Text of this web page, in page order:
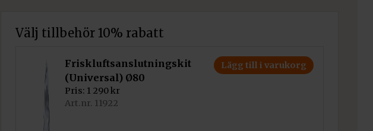
38
900 kr.
är:
900 kr.
mängd
Välj tillbehör 10% rabatt
Friskluftsanslutningskit
(Universal) Ø80
Pris: 1 290kr
Art.nr. 11922
Lägg till i varukorg